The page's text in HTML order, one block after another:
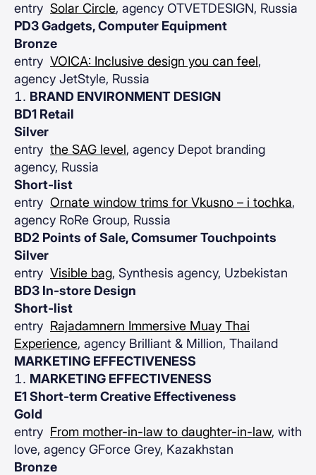
entry Solar Circle, agency OTVETDESIGN, Russia
PD3 Gadgets, Computer Equipment
Bronze
entry VOICA: Inclusive design you can feel,
agency JetStyle, Russia
BRAND ENVIRONMENT DESIGN
BD1 Retail
Silver
entry the SAG level, agency Depot branding
agency, Russia
Short-list
entry Ornate window trims for Vkusno – i tochka,
agency RoRe Group, Russia
BD2 Points of Sale, Comsumer Touchpoints
Silver
entry Visible bag, Synthesis agency, Uzbekistan
BD3 In-store Design
Short-list
entry Rajadamnern Immersive Muay Thai
Experience, agency Brilliant & Million, Thailand
MARKETING EFFECTIVENESS
MARKETING EFFECTIVENESS
E1 Short-term Creative Effectiveness
Gold
entry From mother-in-law to daughter-in-law, with
love, agency GForce Grey, Kazakhstan
Bronze